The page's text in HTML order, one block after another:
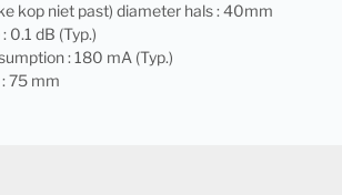
kop niet past) diameter hals : 40mm
0.1 dB (Typ.)
: 180 mA (Typ.)
75 mm